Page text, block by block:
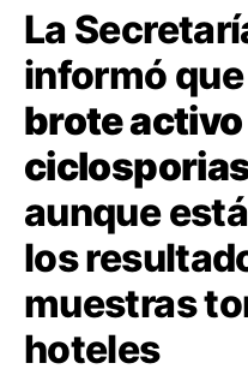
La
informó que
brote activo
aunque
los
muestras
hoteles